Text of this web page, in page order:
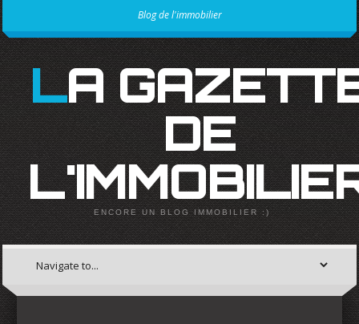
Blog de l'immobilier
LA GAZETTE
DE
ENCORE UN BLOG IMMOBILIER :)